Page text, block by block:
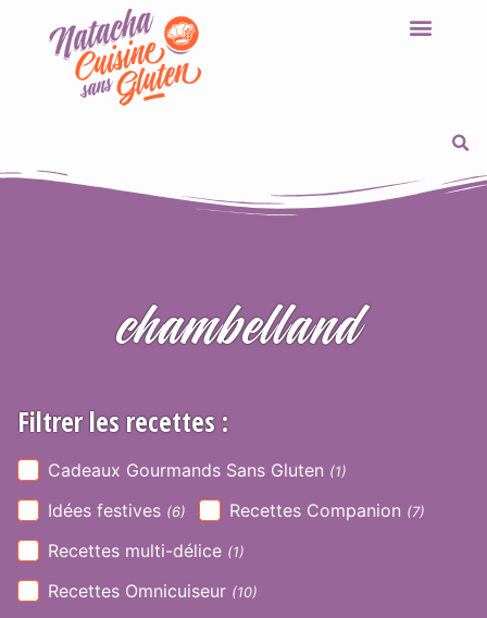
chambelland
Filtrer les recettes :
Selection_Recettes-2
Cadeaux Gourmands Sans Gluten (1)
Idées festives (6) Recettes Companion (7)
Recettes multi-délice (1)
Recettes Omnicuiseur (10)